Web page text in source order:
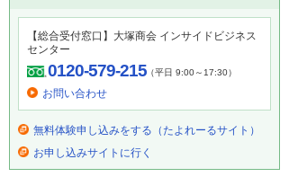
【総合受付窓口】大塚商会 インサイドビジネス
センター
0120-579-215（平日 9:00～17:30）
お問い合わせ
無料体験申し込みをする（たよれーるサイト）
お申し込みサイトに行く